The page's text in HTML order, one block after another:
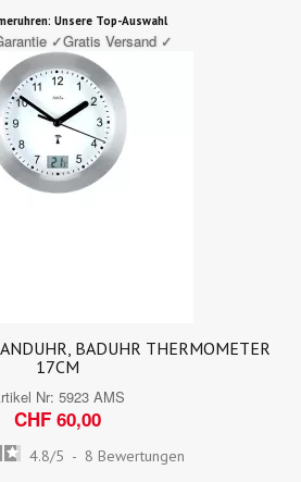
Unsere Top-Auswahl
✓Gratis Versand ✓
BADUHR THERMOMETER
17CM
Nr: 5923 AMS
CHF 60,00
4.8/5 - 8 Bewertungen